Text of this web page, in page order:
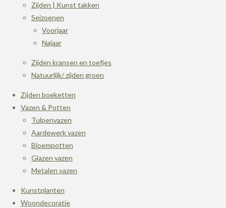
Zijden | Kunst takken
Seizoenen
Voorjaar
Najaar
Zijden kransen en toefjes
Natuurlijk/ zijden groen
Zijden boeketten
Vazen & Potten
Tulpenvazen
Aardewerk vazen
Bloempotten
Glazen vazen
Metalen vazen
Kunstplanten
Woondecoratie